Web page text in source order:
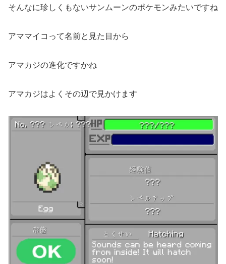
そんなに珍しくもないサンムーンのポケモンみたいですね
アママイコって名前と見た目から
アマカジの進化ですかね
アマカジはよくその辺で見かけます